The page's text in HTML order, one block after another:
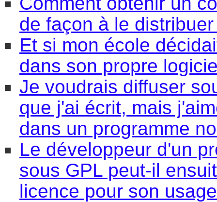
de façon à le
Et si mon école
dans son propre
Je voudrais diffuser
que j'ai écrit, mais
dans un programme
Le développeur d'un
sous GPL peut-il
licence pour son